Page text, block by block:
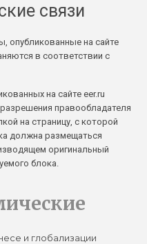
связи
опубликованные на сайте
в соответствии с
на сайте eer.ru
правообладателя
на страницу, с которой
должна размещаться
оригинальный
блока.
и глобализации